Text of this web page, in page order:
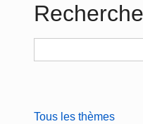
Tous les thèmes